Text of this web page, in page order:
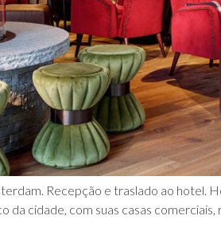
Recepção e traslado ao hotel.
cidade, com suas casas